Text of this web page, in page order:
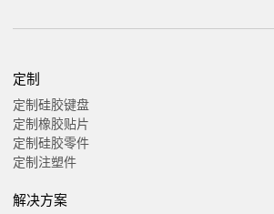
定制
定制硅胶键盘
定制橡胶贴片
定制硅胶零件
定制注塑件
解决方案